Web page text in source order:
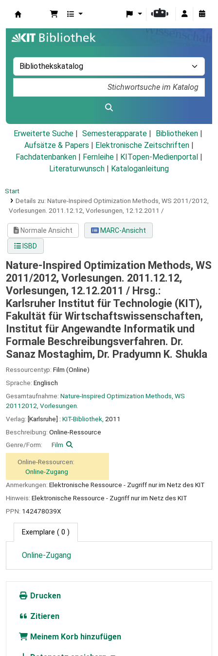
Erweiterte Suche Semesterapparate
Bibliotheken
Aufsätze & Papers
Elektronische Zeitschriften
Fachdatenbanken
Fernleihe KITopen-Medienportal
Literaturwunsch
Kataloganleitung
Start
Details zu: Nature-Inspired Optimization Methods, WS 2011/2012,
Vorlesungen. 2011.12.12, Vorlesungen, 12.12.2011 /
Normale Ansicht
MARC-Ansicht
ISBD
Nature-Inspired Optimization Methods, WS
2011/2012, Vorlesungen. 2011.12.12,
Vorlesungen, 12.12.2011 / Hrsg.:
Karlsruher Institut für Technologie (KIT),
Fakultät für Wirtschaftswissenschaften,
Institut für Angewandte Informatik und
Formale Beschreibungsverfahren. Dr.
Sanaz Mostaghim, Dr. Pradyumn K. Shukla
Ressourcentyp: Film (Online)
Sprache: Englisch
Gesamtaufnahme: Nature-Inspired Optimization Methods, WS
20112012, Vorlesungen.
Verlag: [Karlsruhe] : KIT-Bibliothek, 2011
Beschreibung: Online-Ressource
Genre/Form:
Film
Online-Ressourcen:
Online-Zugang
Anmerkungen: Elektronische Ressource - Zugriff nur im Netz des KIT
Hinweis: Elektronische Ressource - Zugriff nur im Netz des KIT
PPN: 142478039X
Exemplare ( 0 )
Online-Zugang
Drucken
Zitieren
Meinem Korb hinzufügen